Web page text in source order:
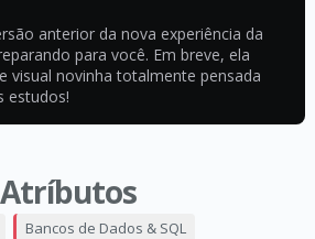
anterior da nova experiência da
para você. Em breve, ela
visual novinha totalmente pensada
estudos!
Atríbutos
Bancos de Dados & SQL